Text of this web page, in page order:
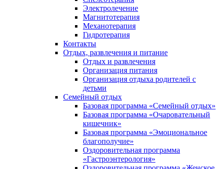
Электролечение
Магнитотерапия
Механотерапия
Гидротерапия
Контакты
Отдых, развлечения и питание
Отдых и развлечения
Организация питания
Организация отдыха родителей с
детьми
Семейный отдых
Базовая программа «Семейный отдых»
Базовая программа «Очаровательный
кишечник»
Базовая программа «Эмоциональное
благополучие»
Оздоровительная программа
«Гастроэнтерология»